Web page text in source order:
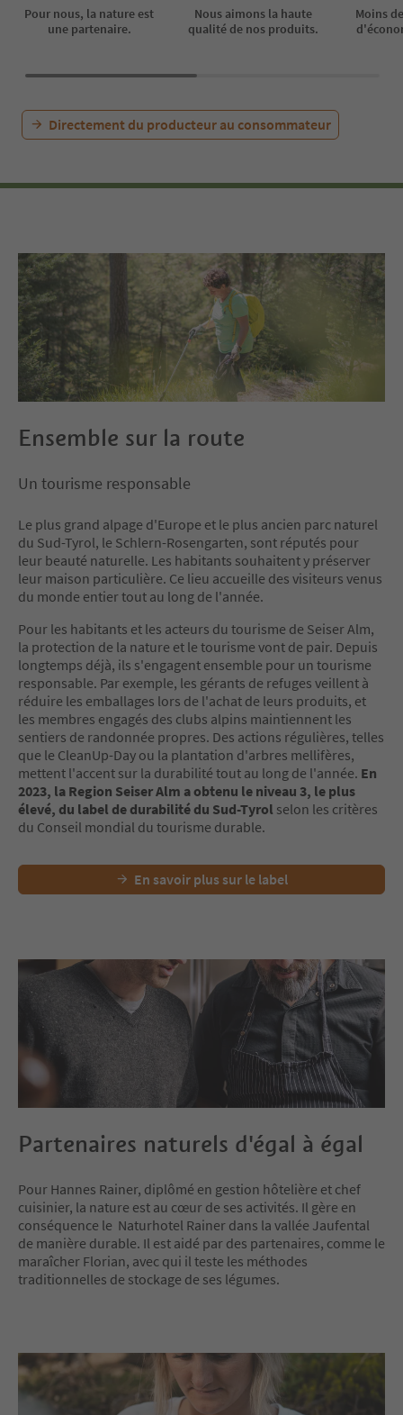
Pour nous, la nature est
une partenaire.
Nous aimons la haute
qualité de nos produits.
Moins
Directement du producteur au consommateur
Ensemble sur la route
Un tourisme responsable
Le plus grand alpage d'Europe et le plus ancien parc naturel
du Sud-Tyrol, le Schlern-Rosengarten, sont réputés pour
leur beauté naturelle. Les habitants souhaitent y préserver
leur maison particulière. Ce lieu accueille des visiteurs venus
du monde entier tout au long de l'année.
Pour les habitants et les acteurs du tourisme de Seiser Alm,
la protection de la nature et le tourisme vont de pair. Depuis
longtemps déjà, ils s'engagent ensemble pour un tourisme
responsable. Par exemple, les gérants de refuges veillent à
réduire les emballages lors de l'achat de leurs produits, et
les membres engagés des clubs alpins maintiennent les
sentiers de randonnée propres. Des actions régulières, telles
que le CleanUp-Day ou la plantation d'arbres mellifères,
mettent l'accent sur la durabilité tout au long de l'année. En
2023, la Region Seiser Alm a obtenu le niveau 3, le plus
élevé, du label de durabilité du Sud-Tyrol selon les critères
du Conseil mondial du tourisme durable.
En savoir plus sur le label
Partenaires naturels d'égal à égal
Pour Hannes Rainer, diplômé en gestion hôtelière et chef
cuisinier, la nature est au cœur de ses activités. Il gère en
conséquence le Naturhotel Rainer dans la vallée Jaufental
de manière durable. Il est aidé par des partenaires, comme le
maraîcher Florian, avec qui il teste les méthodes
traditionnelles de stockage de ses légumes.